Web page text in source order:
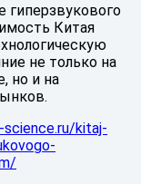
гиперзвукового
Китая
не только на
но и на
kitaj-